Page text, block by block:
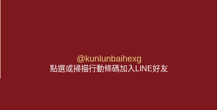
@kunlunbaihexg
點選或掃描行動條碼加入LINE好友